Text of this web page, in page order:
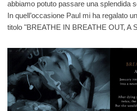
abbiamo potuto passare una splendida
In quell’occasione Paul mi ha regalato
titolo "BREATHE IN BREATHE OUT, A